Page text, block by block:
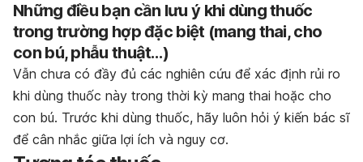
Những điều bạn cần lưu ý khi dùng thuốc
trong trường hợp đặc biệt (mang thai, cho
con bú, phẫu thuật…)
Vẫn chưa có đầy đủ các nghiên cứu để xác định rủi ro
khi dùng thuốc này trong thời kỳ mang thai hoặc cho
con bú. Trước khi dùng thuốc, hãy luôn hỏi ý kiến bác sĩ
để cân nhắc giữa lợi ích và nguy cơ.